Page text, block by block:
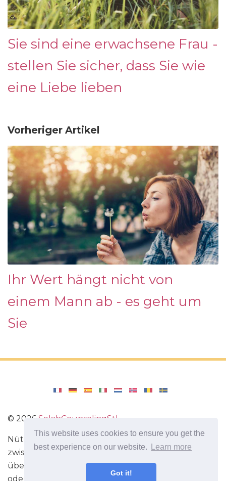
This website uses cookies to ensure you get the
best experience on our website.
Learn more
Got it!
Sie sind eine erwachsene Frau -
stellen Sie sicher, dass Sie wie
eine Liebe lieben
Vorheriger Artikel
Ihr Wert hängt nicht von
einem Mann ab - es geht um
Sie
© 2026 SelahCounselingStl
Nützliche Tipps zur Verbesserung der Beziehung
zwischen Mann und Frau. Nützliche Informationen
über die Liebe. Wie man flirtet. Wie Sie Ihre Frau
oder Ihren Mann verstehen.